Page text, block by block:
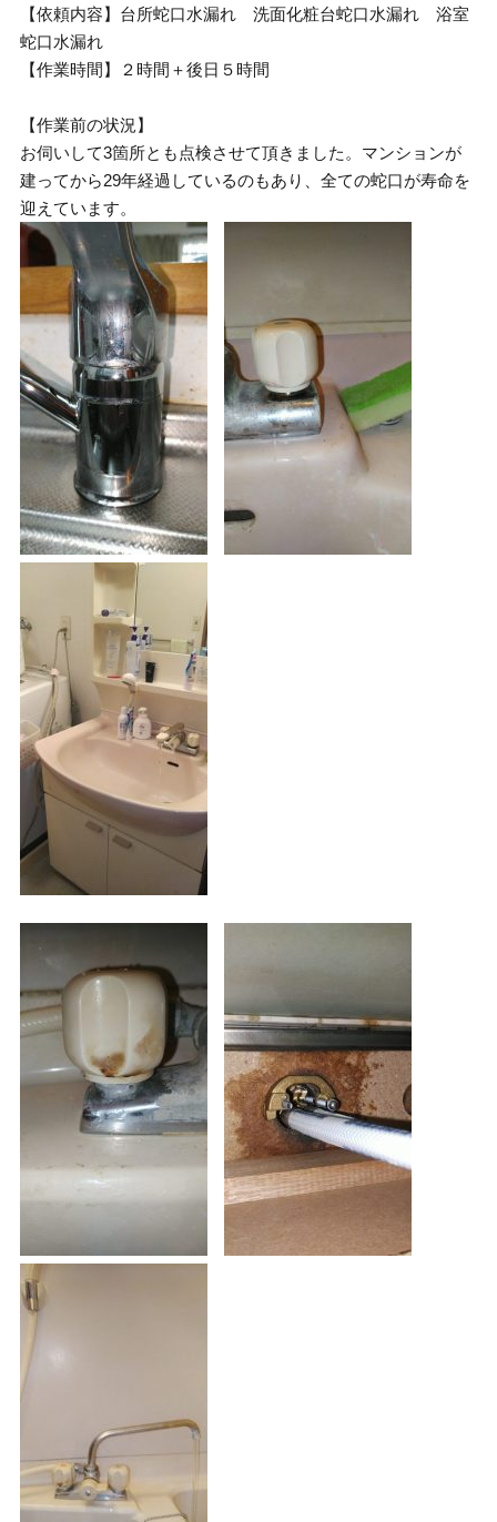
【依頼内容】台所蛇口水漏れ 洗面化粧台蛇口水漏れ 浴室
蛇口水漏れ
【作業時間】２時間＋後日５時間
【作業前の状況】
お伺いして3箇所とも点検させて頂きました。マンションが
建ってから29年経過しているのもあり、全ての蛇口が寿命を
迎えています。